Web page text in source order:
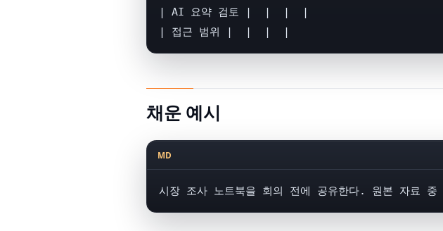
| AI 요약 검토 |  |  |  |
| 접근 범위 |  |  |  |
채운 예시
MD
시장 조사 노트북을 회의 전에 공유한다. 원본 자료 중